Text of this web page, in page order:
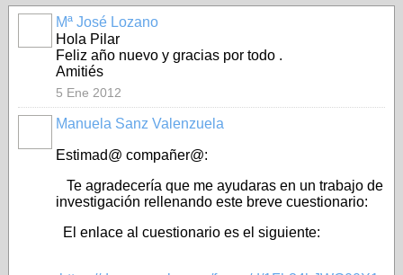
Mª José Lozano
Hola Pilar
Feliz año nuevo y gracias por todo .
Amitiés
5 Ene 2012
Manuela Sanz Valenzuela
Estimad@ compañer@:
Te agradecería que me ayudaras en un trabajo de
investigación rellenando este breve cuestionario:
El enlace al cuestionario es el siguiente: